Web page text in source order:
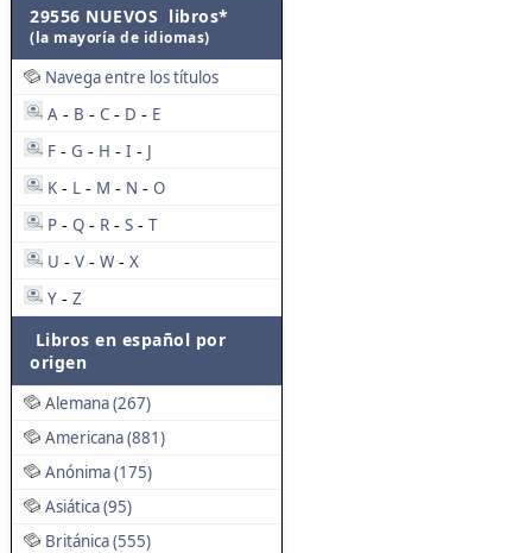
29556 NUEVOS libros*
(la mayoría de idiomas)
Navega entre los títulos
A - B - C - D - E
F - G - H - I - J
K - L - M - N - O
P - Q - R - S - T
U - V - W - X
Y - Z
Libros en español por
origen
Alemana (267)
Americana (881)
Anónima (175)
Asiática (95)
Británica (555)